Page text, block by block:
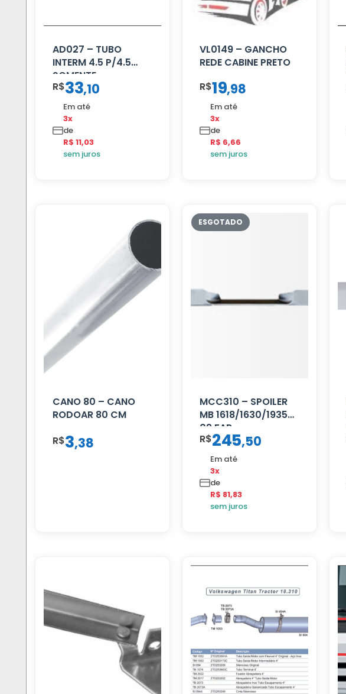
AD027 – TUBO
INTERM 4.5 P/4.5
SOMENTE
PROLONGADOR
R$33,10
Em até
3x
de
R$ 11,03
sem juros
VL0149 – GANCHO
REDE CABINE PRETO
R$19,98
Em até
3x
de
R$ 6,66
sem juros
CANO 80 – CANO
RODOAR 80 CM
R$3,38
MCC310 – SPOILER
MB 1618/1630/1935
02 FAR
R$245,50
Em até
3x
de
R$ 81,83
sem juros